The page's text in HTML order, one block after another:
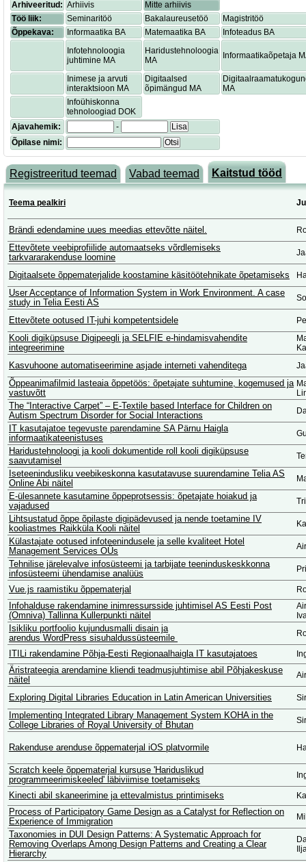
Arhiveeritud: Arhiivis
Mitte arhiivis
Töö liik:
Seminaritöö Bakalaureusetöö
Magistritöö
Õppekava:
Informaatika BA Matemaatika BA
Infoteadus BA
Infotehnoloogia
juhtimine MA
Haridustehnoloogia
MA
Informaatikaõpetaja
Inimese ja arvuti
interaktsioon MA
Digitaalsed
õpimängud MA
MA
Infoühiskonna
tehnoloogiad DOK
Ajavahemik:
-
Lisa
Õpilase nimi:
Otsi
Registreeritud teemad Vabad teemad Kaitstud tööd
Teema pealkiri
Brändi edendamine uues meedias ettevõtte näitel.
Ettevõtete veebiprofiilide automaatseks võrdlemiseks
tarkvararakenduse loomine
Digitaalsete õppematerjalide koostamine käsitöötehnikate õpetamiseks
User Acceptance of Information System in Work Environment. A case
study in Telia Eesti AS
Ettevõtete ootused IT-juhi kompetentsidele
Kooli digiküpsuse Digipeegli ja SELFIE e-hindamisvahendite
integreerimine
Kasvuhoone automatiseerimine asjade interneti vahenditega
Õppeanimafilmid lasteaia õppetöös: õpetajate suhtumine, kogemused ja
vastuvõtt
The “Interactive Carpet” – E-Textile based Interface for Children on
Autism Spectrum Disorder for Social Interactions
IT kasutajatoe tegevuste parendamine SA Pärnu Haigla
informaatikateenistuses
Haridustehnoloogi ja kooli dokumentide roll kooli digiküpsuse
saavutamisel
Iseteenindusliku veebikeskonna kasutatavuse suurendamine Telia AS
Online Abi näitel
E-ülesannete kasutamine õppeprotsessis: õpetajate hoiakud ja
vajadused
Lihtsustatud õppe õpilaste digipädevused ja nende toetamine IV
kooliastmes Raikküla Kooli näitel
Külastajate ootused infoteenindusele ja selle kvaliteet Hotel
Management Services OÜs
Tehnilise järelevalve infosüsteemi ja tarbijate teeninduskeskkonna
infosüsteemi ühendamise analüüs
Vue.js raamistiku õppematerjal
Infohalduse rakendamine inimressursside juhtimisel AS Eesti Post
(Omniva) Tallinna Kullerpunkti näitel
Isikliku portfoolio kujundusmalli disain ja
arendus WordPress sisuhaldussüsteemile
ITILi rakendamine Põhja-Eesti Regionaalhaigla IT kasutajatoes
Äristrateegia arendamine kliendi teadmusjuhtimise abil Põhjakeskuse
näitel
Exploring Digital Libraries Education in Latin American Universities
Implementing Integrated Library Management System KOHA in the
College Libraries of Royal University of Bhutan
Rakenduse arenduse õppematerjal iOS platvormile
Scratch keele õppematerjal kursuse 'Hariduslikud
programmeerimiskeeled' läbiviimise toetamiseks
Kinecti abil skaneerimine ja ettevalmistus printimiseks
Process of Participatory Game Design as a Catalyst for Reflection on
Experience of Immigration
Taxonomies in DUI Design Patterns: A Systematic Approach for
Removing Overlaps Among Design Patterns and Creating a Clear
Hierarchy